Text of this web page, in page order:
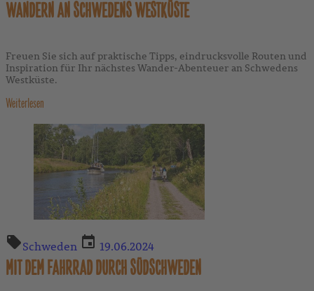
WANDERN AN SCHWEDENS WESTKÜSTE
Freuen Sie sich auf praktische Tipps, eindrucksvolle Routen und
Inspiration für Ihr nächstes Wander-Abenteuer an Schwedens
Westküste.
Weiterlesen
Schweden 19.06.2024
MIT DEM FAHRRAD DURCH SÜDSCHWEDEN